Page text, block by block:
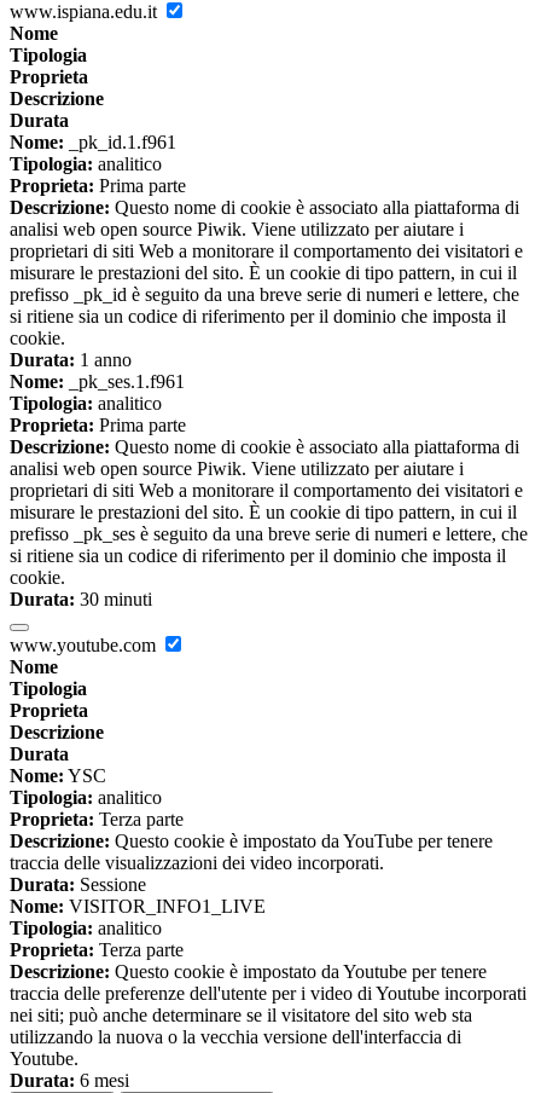
www.ispiana.edu.it
Nome
Tipologia
Proprieta
Descrizione
Durata
Nome: _pk_id.1.f961
Tipologia: analitico
Proprieta: Prima parte
Descrizione: Questo nome di cookie è associato alla piattaforma di
analisi web open source Piwik. Viene utilizzato per aiutare i
proprietari di siti Web a monitorare il comportamento dei visitatori e
misurare le prestazioni del sito. È un cookie di tipo pattern, in cui il
prefisso _pk_id è seguito da una breve serie di numeri e lettere, che
si ritiene sia un codice di riferimento per il dominio che imposta il
cookie.
Durata: 1 anno
Nome: _pk_ses.1.f961
Tipologia: analitico
Proprieta: Prima parte
Descrizione: Questo nome di cookie è associato alla piattaforma di
analisi web open source Piwik. Viene utilizzato per aiutare i
proprietari di siti Web a monitorare il comportamento dei visitatori e
misurare le prestazioni del sito. È un cookie di tipo pattern, in cui il
prefisso _pk_ses è seguito da una breve serie di numeri e lettere, che
si ritiene sia un codice di riferimento per il dominio che imposta il
cookie.
Durata: 30 minuti
www.youtube.com
Nome
Tipologia
Proprieta
Descrizione
Durata
Nome: YSC
Tipologia: analitico
Proprieta: Terza parte
Descrizione: Questo cookie è impostato da YouTube per tenere
traccia delle visualizzazioni dei video incorporati.
Durata: Sessione
Nome: VISITOR_INFO1_LIVE
Tipologia: analitico
Proprieta: Terza parte
Descrizione: Questo cookie è impostato da Youtube per tenere
traccia delle preferenze dell'utente per i video di Youtube incorporati
nei siti; può anche determinare se il visitatore del sito web sta
utilizzando la nuova o la vecchia versione dell'interfaccia di
Youtube.
Durata: 6 mesi